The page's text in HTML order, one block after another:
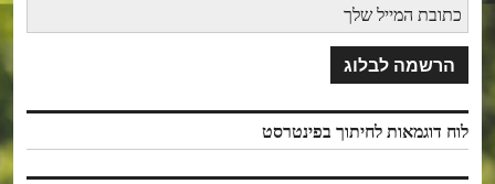
לוח דוגמאות לחיתוך בפינטרסט